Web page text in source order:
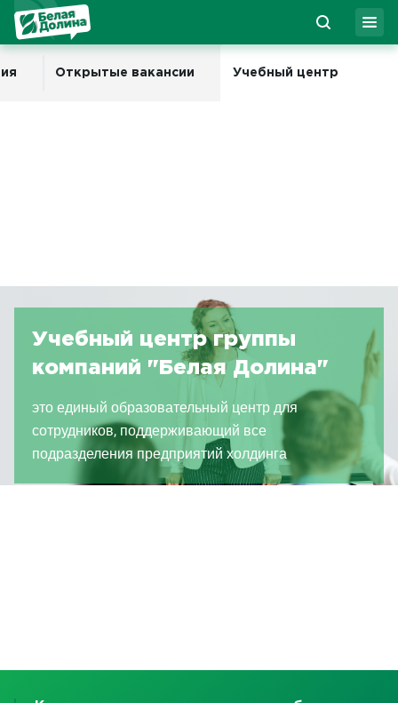
Открытые вакансии Учебный центр
Учебный центр группы
компаний "Белая Долина"
это единый образовательный центр для
сотрудников, поддерживающий все
подразделения предприятий холдинга